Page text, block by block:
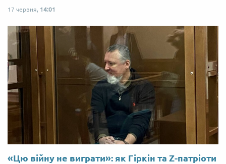
17 червня, 14:01
«Цю війну не виграти»: як Гіркін та Z-патріоти